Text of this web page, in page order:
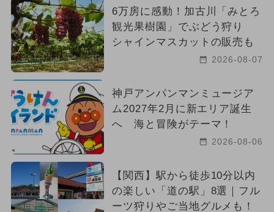
6万房に感動！加古川「みとろ
観光果樹園」でぶどう狩り
シャインマスカットの販売も
2026-08-07
神戸アンパンマンミュージア
ム2027年2月に新エリア誕生
へ 海と冒険がテーマ！
2026-08-06
【関西】駅から徒歩10分以内
の楽しい「道の駅」8選｜フル
ーツ狩りやご当地グルメも！